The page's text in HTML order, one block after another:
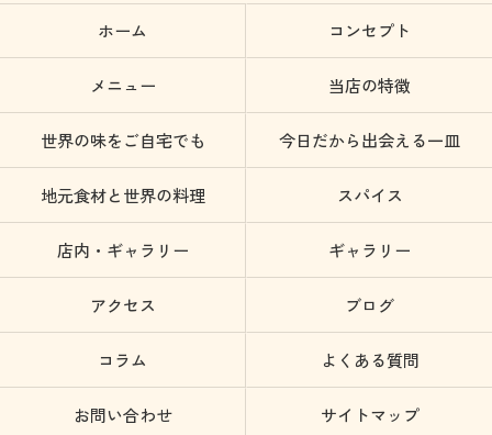
ホーム コンセプト
メニュー 当店の特徴
世界の味をご自宅でも 今日だから出会える一皿
地元食材と世界の料理 スパイス
店内・ギャラリー ギャラリー
アクセス ブログ
コラム よくある質問
お問い合わせ サイトマップ